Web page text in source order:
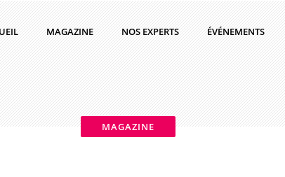
MAGAZINE NOS EXPERTS ÉVÉNEMENTS